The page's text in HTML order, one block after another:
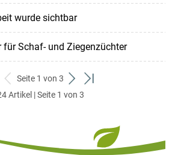
wurde sichtbar
für Schaf- und Ziegenzüchter
zurück
zum
Seite 1 von 3
weiter
zum
zum
Artikel | Seite 1 von 3